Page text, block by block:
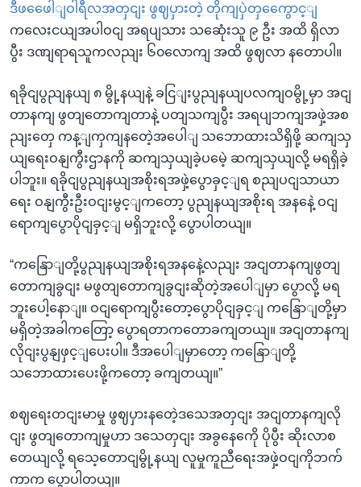
ဒီဖဖေေါျဝါရီလအတှငျး ဖွဈပှားတဲ့ တိုကျပှဲတှကွေောင့ျ
ကလေးငယျအပါဝငျ အရပျသား သဆေုံးသူ ၉ ဦး အထိ ရှိလာ
ပွီး ဒဏျရာရသူကလညျး ၆၀လောကျ အထိ ဖွဈလာ နတောပါ။
ရခိုငျပွညျနယျ ၈ မွို့နယျနဲ့ ခငြျးပွညျနယျပလကျဝမွို့မှာ အငျ
တာနကျ ဖွတျတောကျတာနဲ့ ပတျသကျပွီး အရပျဘကျအဖှဲ့အစ
ညျးတှေ ကန့ျကှကျနတေဲ့အပေါျ သဘောထားသိရှိဖို့ ဆကျသှ
ယျရေးဝနျကွီးဌာနကို ဆကျသှယျခဲ့ပမေဲ့ ဆကျသှယျလို့ မရရှိခဲ့
ပါဘူး။ ရခိုငျပွညျနယျအစိုးရအဖှဲ့ပွောခှင့ျရ စညျပငျသာယာ
ရေး ဝနျကွီးဦးဝငျးမွင့ျကတော့ ပွညျနယျအစိုးရ အနနေဲ့ ဝငျ
ရောကျပွောပိုငျခှင့ျ မရှိဘူးလို့ ပွောပါတယျ။
“ကနြောျတို့ပွညျနယျအစိုးရအနနေဲ့လညျး အငျတာနကျဖွတျ
တောကျခွငျး မဖွတျတောကျခွငျးဆိုတဲ့အပေါျမှာ ပွောလို့ မရ
ဘူးပေါ့နောျ။ ဝငျရောကျပွီးတော့ပွောပိုငျခှင့ျ ကနြောျတို့မှာ
မရှိတဲ့အခါကတြော့ ပွောရတာကတောခကျတယျ။ အငျတာနကျ
လိုငျးပွနျဖှင့ျပေးပါ။ ဒီအပေါျမှာတော့ ကနြောျတို့
သဘောထားပေးဖို့ကတော့ ခကျတယျ။”
စဈရေးတငျးမာမှု ဖွဈပှားနတေဲ့ဒသေအတှငျး အငျတာနကျလို
ငျး ဖွတျတောကျမှုဟာ ဒသေတှငျး အခွနေကေို ပိုပွီး ဆိုးလာစ
တေယျလို့ ရသေ့တောငျမွို့နယျ လူမှုကူညီရေးအဖှဲ့ဝငျကိုဘက်
ကာက ပွောပါတယျ။